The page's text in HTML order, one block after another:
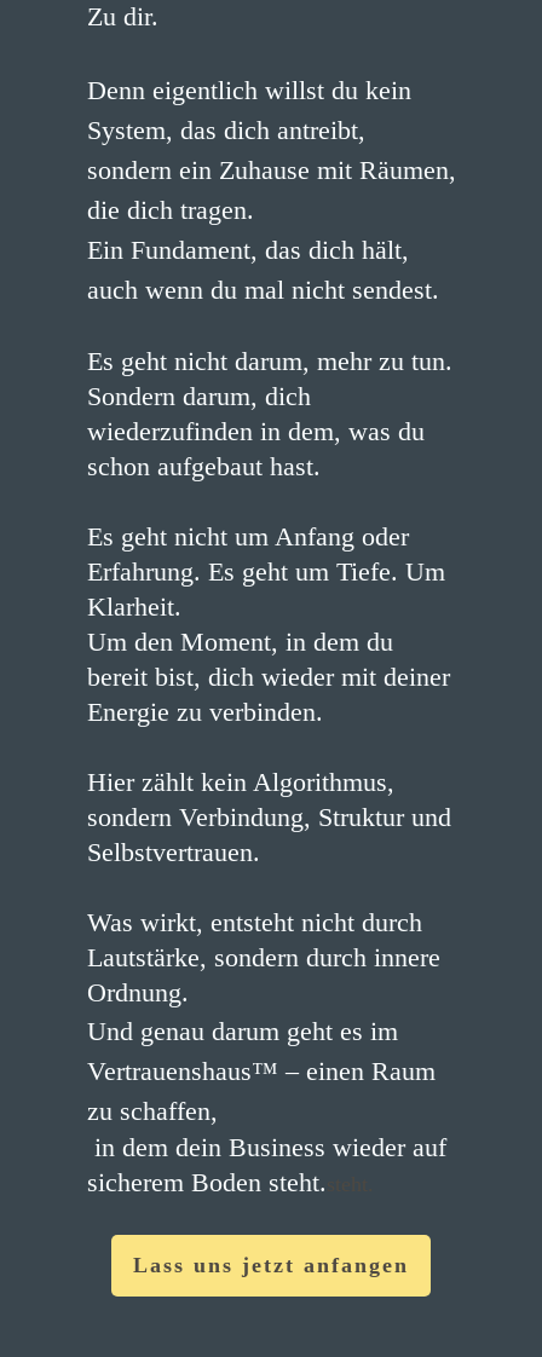
Zu dir.
Denn eigentlich willst du kein
System, das dich antreibt,
sondern ein Zuhause mit Räumen,
die dich tragen.
Ein Fundament, das dich hält,
auch wenn du mal nicht sendest.
Es geht nicht darum, mehr zu tun.
Sondern darum, dich
wiederzufinden in dem, was du
schon aufgebaut hast.
Es geht nicht um Anfang oder
Erfahrung. Es geht um Tiefe. Um
Klarheit.
Um den Moment, in dem du
bereit bist, dich wieder mit deiner
Energie zu verbinden.
Hier zählt kein Algorithmus,
sondern Verbindung, Struktur und
Selbstvertrauen.
Was wirkt, entsteht nicht durch
Lautstärke, sondern durch innere
Ordnung.
Und genau darum geht es im
Vertrauenshaus™ – einen Raum
zu schaffen,
in dem dein Business wieder auf
sicherem Boden steht.
Lass uns jetzt anfangen